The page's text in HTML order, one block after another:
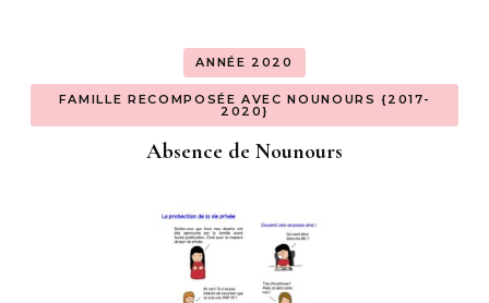
ANNÉE 2020
FAMILLE RECOMPOSÉE AVEC NOUNOURS {2017-
2020}
Absence de Nounours